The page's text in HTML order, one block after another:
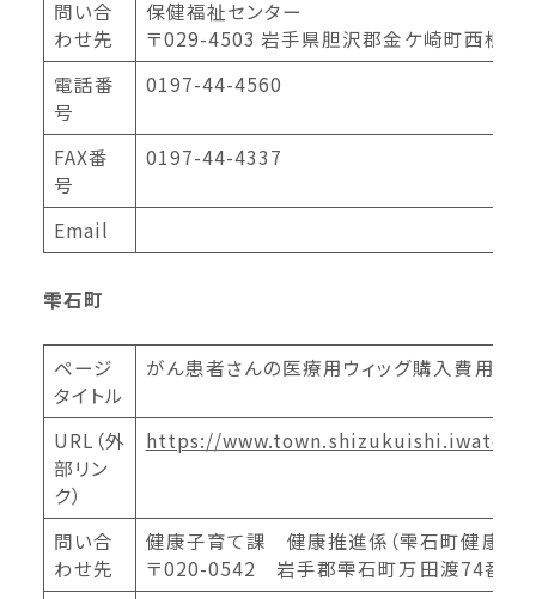
問い合
わせ先
保健福祉センター
〒029-4503 岩手県胆沢郡金ケ崎町西根鑓
電話番
号
0197-44-4560
FAX番
号
0197-44-4337
Email
雫石町
ページ
タイトル
がん患者さんの医療用ウィッグ購入費用を助
URL（外
部リン
ク）
https://
問い合
わせ先
健康子育て課 健康推進係（雫石町健康セン
〒020-0542 岩手郡雫石町万田渡74番地